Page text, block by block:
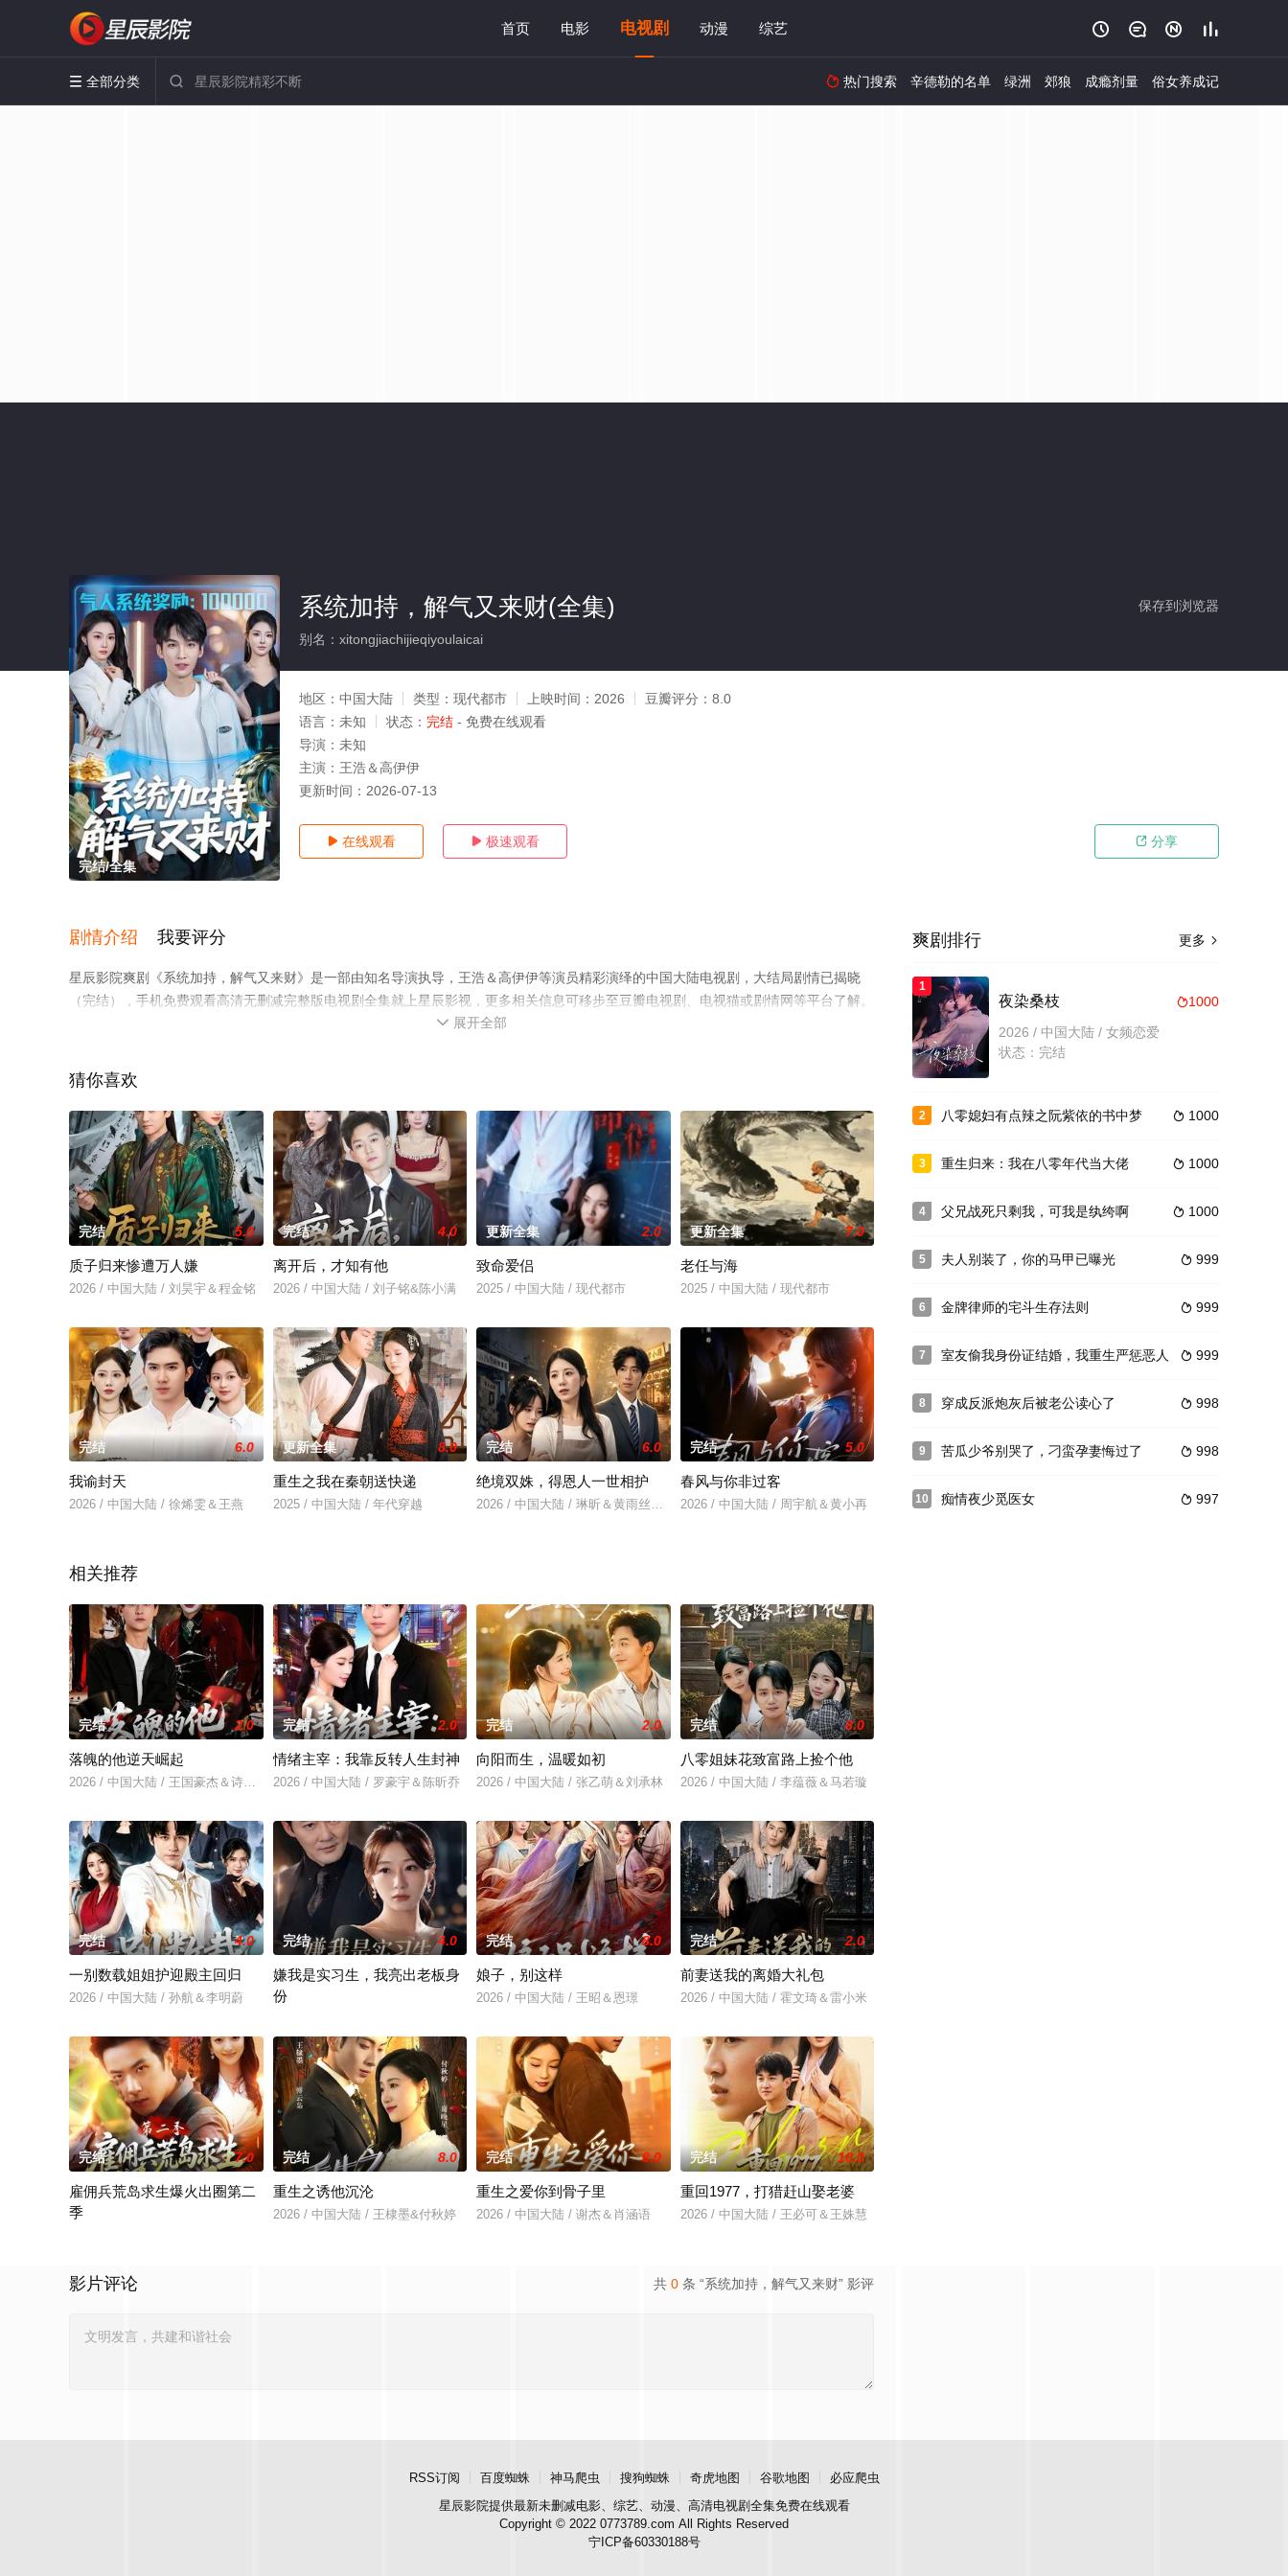
首页 电影 电视剧 动漫 综艺    
 全部分类   热门搜索 辛德勒的名单 绿洲 郊狼 成瘾剂量 俗女养成记
完结/全集
保存到浏览器
系统加持，解气又来财(全集)
别名：xitongjiachijieqiyoulaicai
地区： 中国大陆 类型： 现代都市 上映时间： 2026 豆瓣评分： 8.0
语言： 未知 状态： 完结 - 免费在线观看
导演： 未知
主演： 王浩＆高伊伊
更新时间： 2026-07-13
 在线观看  极速观看  分享
剧情介绍 我要评分
星辰影院爽剧《系统加持，解气又来财》是一部由知名导演执导，王浩＆高伊伊等演员精彩演绎的中国大陆电视剧，大结局剧情已揭晓
（完结），手机免费观看高清无删减完整版电视剧全集就上星辰影视，更多相关信息可移步至豆瓣电视剧、电视猫或剧情网等平台了解。
 展开全部
猜你喜欢
完结 5.0
质子归来惨遭万人嫌
2026 / 中国大陆 / 刘昊宇＆程金铭
完结 4.0
离开后，才知有他
2026 / 中国大陆 / 刘子铭&陈小满
更新全集 2.0
致命爱侣
2025 / 中国大陆 / 现代都市
更新全集 7.0
老任与海
2025 / 中国大陆 / 现代都市
完结 6.0
我谕封天
2026 / 中国大陆 / 徐烯雯＆王燕
更新全集 8.0
重生之我在秦朝送快递
2025 / 中国大陆 / 年代穿越
完结 6.0
绝境双姝，得恩人一世相护
2026 / 中国大陆 / 琳昕＆黄雨丝＆池恩
完结 5.0
春风与你非过客
2026 / 中国大陆 / 周宇航＆黄小再
相关推荐
完结 2.0
落魄的他逆天崛起
2026 / 中国大陆 / 王国豪杰＆诗语＆梁辰羽
完结 2.0
情绪主宰：我靠反转人生封神
2026 / 中国大陆 / 罗豪宇＆陈昕乔
完结 2.0
向阳而生，温暖如初
2026 / 中国大陆 / 张乙萌＆刘承林
完结 8.0
八零姐妹花致富路上捡个他
2026 / 中国大陆 / 李蕴薇＆马若璇
完结 4.0
一别数载姐姐护迎殿主回归
2026 / 中国大陆 / 孙航＆李明蔚
完结 4.0
嫌我是实习生，我亮出老板身
份
完结 8.0
娘子，别这样
2026 / 中国大陆 / 王昭＆恩璟
完结 2.0
前妻送我的离婚大礼包
2026 / 中国大陆 / 霍文琦＆雷小米
完结 7.0
雇佣兵荒岛求生爆火出圈第二
季
完结 8.0
重生之诱他沉沦
2026 / 中国大陆 / 王棣墨&付秋婷
完结 8.0
重生之爱你到骨子里
2026 / 中国大陆 / 谢杰＆肖涵语
完结 10.0
重回1977，打猎赶山娶老婆
2026 / 中国大陆 / 王必可＆王姝慧
共 0 条 “系统加持，解气又来财” 影评
影片评论
更多 
爽剧排行
1
1000
夜染桑枝
2026 / 中国大陆 / 女频恋爱
状态：完结
2  1000
八零媳妇有点辣之阮紫依的书中梦
3  1000
重生归来：我在八零年代当大佬
4  1000
父兄战死只剩我，可我是纨绔啊
5  999
夫人别装了，你的马甲已曝光
6  999
金牌律师的宅斗生存法则
7  999
室友偷我身份证结婚，我重生严惩恶人
8  998
穿成反派炮灰后被老公读心了
9  998
苦瓜少爷别哭了，刁蛮孕妻悔过了
10  997
痴情夜少觅医女
RSS订阅 百度蜘蛛 神马爬虫 搜狗蜘蛛 奇虎地图 谷歌地图
必应爬虫
星辰影院提供最新未删减电影、综艺、动漫、高清电视剧全集免费在线观看
Copyright © 2022 0773789.com All Rights Reserved
宁ICP备60330188号